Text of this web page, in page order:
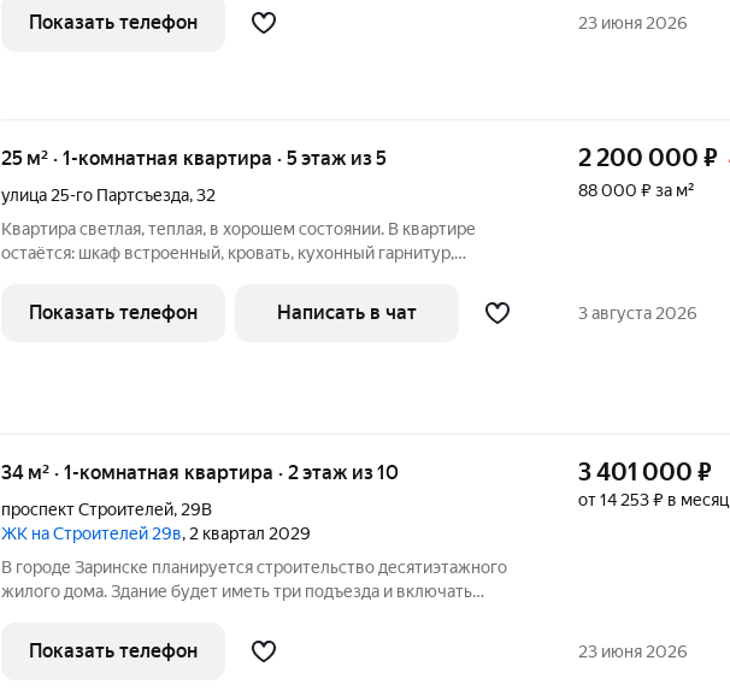
этаже. Входы в подъезды расположат со стороны двора, а в
нежилые помещения со
Показать телефон 23 июня 2026
25 м² · 1-комнатная квартира · 5 этаж из 5
улица 25-го Партсъезда,32
Квартира светлая, теплая, в хорошем состоянии. В квартире
остаётся: шкаф встроенный, кровать, кухонный гарнитур,
квартире натянуты натяжные потолки. Балкон пластиковый,
застеклен. Ванна вся в
2 200 000 ₽
88 000 ₽ за м²
Показать телефон Написать в чат 3 августа 2026
34 м² · 1-комнатная квартира · 2 этаж из 10
проспект Строителей, 29В
ЖК на Строителей 29в, 2 квартал 2029
В городе Заринске планируется строительство десятиэтажного
жилого дома. Здание будет иметь три подъезда и включать
этаже. Входы в подъезды расположат со стороны двора, а в
нежилые помещения с
3 401 000 ₽
от 14 253 ₽ в месяц
Показать телефон 23 июня 2026